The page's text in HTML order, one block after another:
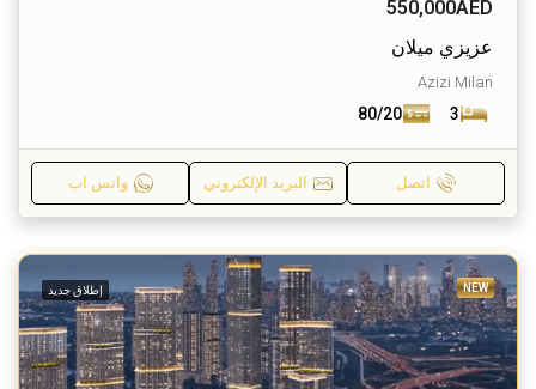
550,000AED
عزيزي ميلان
Azizi Milan
3
80/20
اتصل البريد الإلكتروني واتس اب
NEW إطلاق جديد